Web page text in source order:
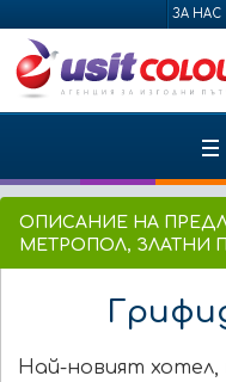
ЗА НАС
ОПИСАНИЕ НА
МЕТРОПОЛ, ЗЛАТНИ
Най-новият хотел,